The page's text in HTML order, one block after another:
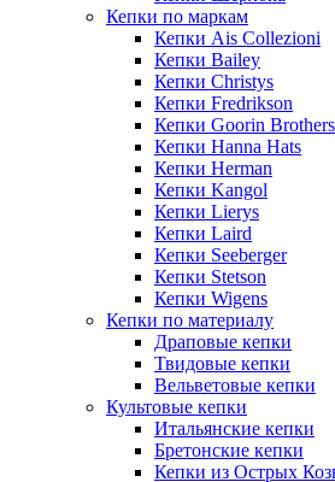
Кепки по маркам
Кепки Ais Collezioni
Кепки Bailey
Кепки Christys
Кепки Fredrikson
Кепки Goorin Brothers
Кепки Hanna Hats
Кепки Herman
Кепки Kangol
Кепки Lierys
Кепки Laird
Кепки Seeberger
Кепки Stetson
Кепки Wigens
Кепки по материалу
Драповые кепки
Твидовые кепки
Вельветовые кепки
Культовые кепки
Итальянские кепки
Бретонские кепки
Кепки из Острых